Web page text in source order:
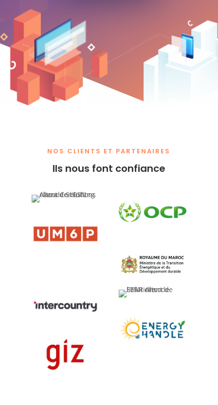
NOS CLIENTS ET PARTENAIRES
Ils nous font confiance